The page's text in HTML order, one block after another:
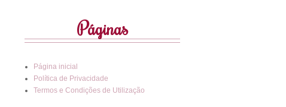
Páginas
Página inicial
Política de Privacidade
Termos e Condições de Utilização